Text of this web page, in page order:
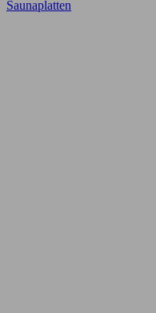
Saunaplatten